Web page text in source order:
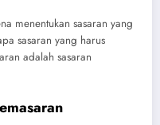
menentukan sasaran yang
sasaran yang harus
adalah sasaran